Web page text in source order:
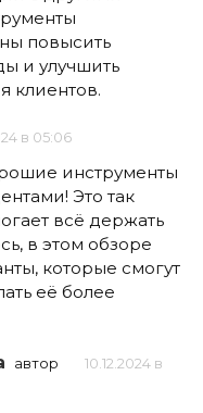
повысить
и улучшить
клиентов.
в 05:06
инструменты
Это так
всё держать
в этом обзоре
которые смогут
её более
автор
10.12.2024 в